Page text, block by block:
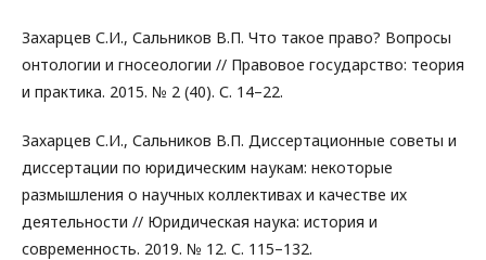
Захарцев С.И., Сальников В.П. Что такое право? Вопросы
онтологии и гносеологии // Правовое государство: теория
и практика. 2015. № 2 (40). С. 14–22.
Захарцев С.И., Сальников В.П. Диссертационные советы и
диссертации по юридическим наукам: некоторые
размышления о научных коллективах и качестве их
деятельности // Юридическая наука: история и
современность. 2019. № 12. С. 115–132.